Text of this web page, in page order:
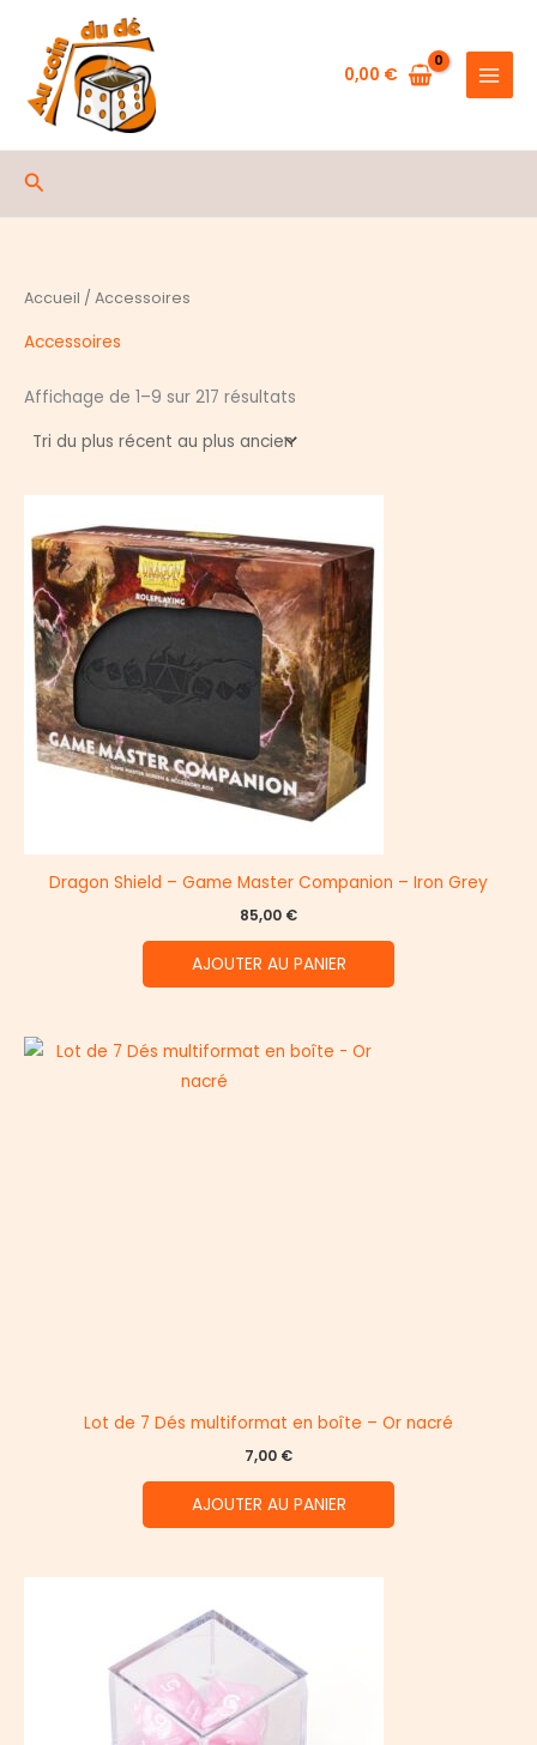
contenu
0,00 €
Rechercher
Accueil / Accessoires
Accessoires
Affichage de 1–9 sur 217 résultats
récent
ancien
Dragon Shield – Game Master Companion – Iron Grey
85,00 €
AJOUTER AU PANIER
Lot de 7 Dés multiformat en boîte – Or nacré
7,00 €
AJOUTER AU PANIER